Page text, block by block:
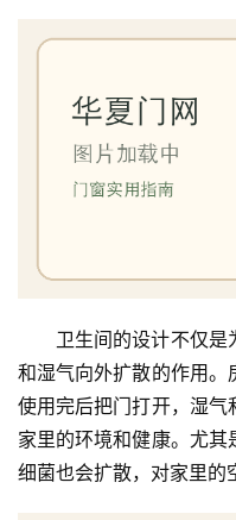
首
页
卫生间的设计不仅是
和湿气向外扩散的作用。
使用完后把门打开，湿气
家里的环境和健康。尤
细菌也会扩散，对家里的